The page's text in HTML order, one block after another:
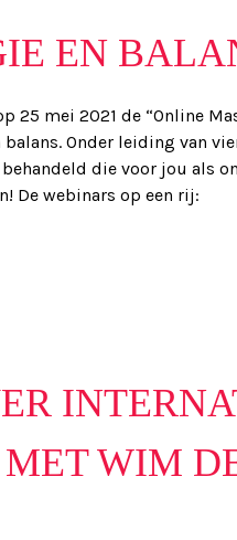
EN
25 mei 2021 de “Online
Onder leiding van
die voor jou als
De webinars op een rij:
WIM